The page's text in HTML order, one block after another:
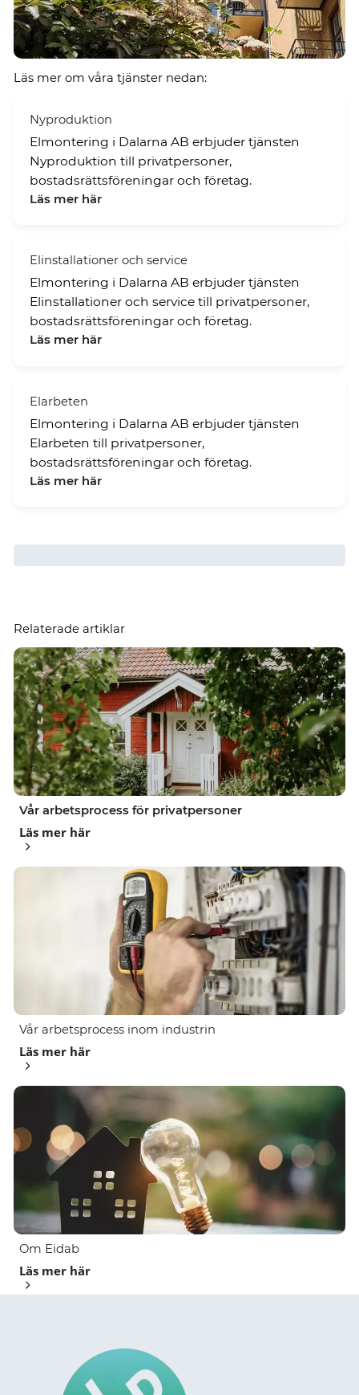
Läs mer om våra tjänster nedan:
Nyproduktion
Elmontering i Dalarna AB erbjuder tjänsten
Nyproduktion till privatpersoner,
bostadsrättsföreningar och företag.
Läs mer här
Elinstallationer och service
Elmontering i Dalarna AB erbjuder tjänsten
Elinstallationer och service till privatpersoner,
bostadsrättsföreningar och företag.
Läs mer här
Elarbeten
Elmontering i Dalarna AB erbjuder tjänsten
Elarbeten till privatpersoner,
bostadsrättsföreningar och företag.
Läs mer här
Relaterade artiklar
Vår arbetsprocess för privatpersoner
Läs mer här
Vår arbetsprocess inom industrin
Läs mer här
Om Eidab
Läs mer här